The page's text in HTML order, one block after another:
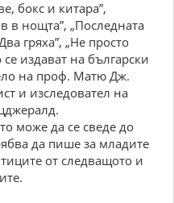
бокс и китара”,
в нощта”, „Последната
гряха”, „Не просто
издават на български
на проф. Матю Дж.
и изследовател на
може да се сведе до
да пише за младите
от следващото и